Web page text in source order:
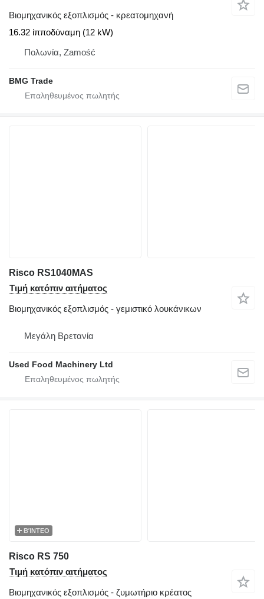
Βιομηχανικός εξοπλισμός - κρεατομηχανή
16.32 ίπποδύναμη (12 kW)
Πολωνία, Zamość
BMG Trade
Risco RS1040MAS
Τιμή κατόπιν αιτήματος
Βιομηχανικός εξοπλισμός - γεμιστικό λουκάνικων
Μεγάλη Βρετανία
Used Food Machinery Ltd
ΒΊΝΤΕΟ
Risco RS 750
Τιμή κατόπιν αιτήματος
Βιομηχανικός εξοπλισμός - ζυμωτήριο κρέατος